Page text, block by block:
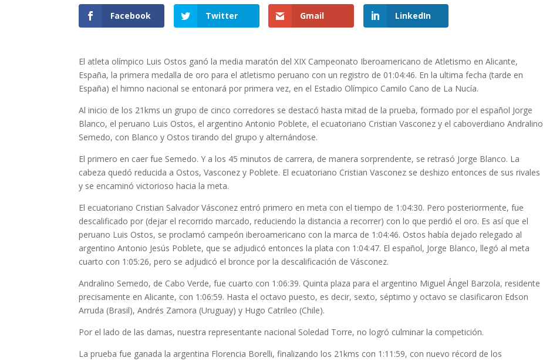
Facebook Twitter Gmail LinkedIn
El atleta olímpico Luis Ostos ganó la media maratón del XIX Campeonato Iberoamericano de Atletismo en Alicante,
España, la primera medalla de oro para el atletismo peruano con un registro de 01:04:46. En la ultima fecha (tarde en
España) el himno nacional se entonará por primera vez, en el Estadio Olímpico Camilo Cano de La Nucía.
Al inicio de los 21kms un grupo de cinco corredores se destacó hasta mitad de la prueba, formado por el español Jorge
Blanco, el peruano Luis Ostos, el argentino Antonio Poblete, el ecuatoriano Cristian Vasconez y el caboverdiano Andralino
Semedo, con Blanco y Ostos tirando del grupo y alternándose.
El primero en caer fue Semedo. Y a los 45 minutos de carrera, de manera sorprendente, se retrasó Jorge Blanco. La
cabeza quedó reducida a Ostos, Vasconez y Poblete. El ecuatoriano Cristian Vasconez se deshizo entonces de sus rivales
y se encaminó victorioso hacia la meta.
El ecuatoriano Cristian Salvador Vásconez entró primero en meta con el tiempo de 1:04:30. Pero posteriormente, fue
descalificado por (dejar el recorrido marcado, reduciendo la distancia a recorrer) con lo que perdió el oro. Es así que el
peruano Luis Ostos, se proclamó campeón iberoamericano con la marca de 1:04:46. Ostos había dejado relegado al
argentino Antonio Jesús Poblete, que se adjudicó entonces la plata con 1:04:47. El español, Jorge Blanco, llegó al meta
cuarto con 1:05:26, pero se adjudicó el bronce por la descalificación de Vásconez.
Andralino Semedo, de Cabo Verde, fue cuarto con 1:06:39. Quinta plaza para el argentino Miguel Ángel Barzola, residente
precisamente en Alicante, con 1:06:59. Hasta el octavo puesto, es decir, sexto, séptimo y octavo se clasificaron Edson
Arruda (Brasil), Andrés Zamora (Uruguay) y Hugo Catrileo (Chile).
Por el lado de las damas, nuestra representante nacional Soledad Torre, no logró culminar la competición.
La prueba fue ganada la argentina Florencia Borelli, finalizando los 21kms con 1:11:59, con nuevo récord de los